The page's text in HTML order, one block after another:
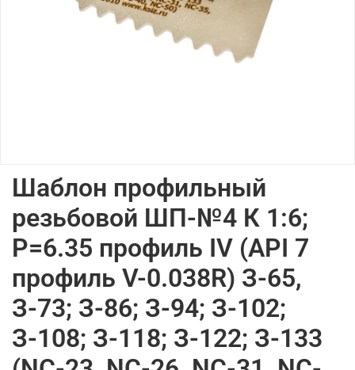
Шаблон профильный
резьбовой ШП-№4 К 1:6;
Р=6.35 профиль IV (АРI 7
профиль V-0.038R) З-65,
З-73; З-86; З-94; З-102;
З-108; З-118; З-122; З-133